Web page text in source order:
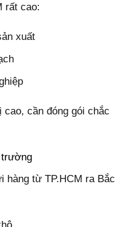
rất cao:
xuất
cần đóng gói chắc
trường
hàng từ TP.HCM ra Bắc